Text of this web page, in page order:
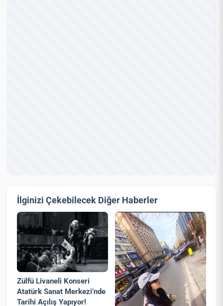
İlginizi Çekebilecek Diğer Haberler
Zülfü Livaneli Konseri
Atatürk Sanat Merkezi’nde
Tarihi Açılış Yapıyor!